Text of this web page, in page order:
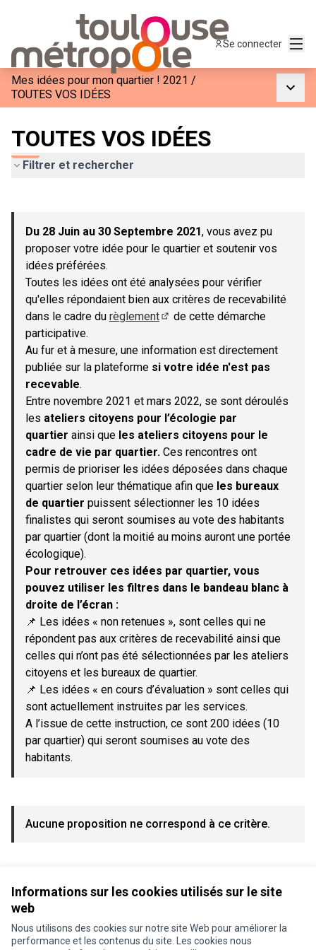
Informations sur les cookies utilisés sur le site
web
Nous utilisons des cookies sur notre site Web pour améliorer la
performance et les contenus du site. Les cookies nous
Se connecter
Mes idées pour mon quartier ! 2021 /
TOUTES VOS IDÉES
TOUTES VOS IDÉES
Filtrer et rechercher
−
Du 28 Juin au 30 Septembre 2021, vous avez pu
proposer votre idée pour le quartier et soutenir vos
idées préférées.
Toutes les idées ont été analysées pour vérifier
qu'elles répondaient bien aux critères de recevabilité
dans le cadre du règlement
de cette démarche
participative.
Au fur et à mesure, une information est directement
publiée sur la plateforme si votre idée n'est pas
recevable.
Entre novembre 2021 et mars 2022, se sont déroulés
les ateliers citoyens pour l’écologie par
quartier ainsi que les ateliers citoyens pour le
cadre de vie par quartier. Ces rencontres ont
permis de prioriser les idées déposées dans chaque
quartier selon leur thématique afin que les bureaux
de quartier puissent sélectionner les 10 idées
finalistes qui seront soumises au vote des habitants
par quartier (dont la moitié au moins auront une portée
écologique).
Pour retrouver ces idées par quartier, vous
pouvez utiliser les filtres dans le bandeau blanc à
droite de l’écran :
📌 Les idées « non retenues », sont celles qui ne
répondent pas aux critères de recevabilité ainsi que
celles qui n’ont pas été sélectionnées par les ateliers
citoyens et les bureaux de quartier.
📌 Les idées « en cours d’évaluation » sont celles qui
sont actuellement instruites par les services.
A l’issue de cette instruction, ce sont 200 idées (10
par quartier) qui seront soumises au vote des
habitants.
Aucune proposition ne correspond à ce critère.
Conditions d'utilisation
Paramètres des cookies